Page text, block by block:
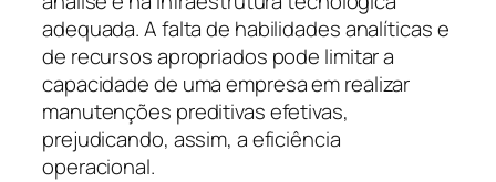
adequada. A falta de habilidades analíticas e
de recursos apropriados pode limitar a
capacidade de uma empresa em realizar
manutenções preditivas efetivas,
prejudicando, assim, a eficiência
operacional.